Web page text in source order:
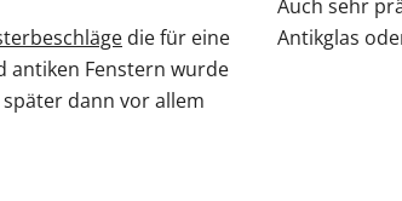
die für eine
antiken Fenstern wurde
dann vor allem
Auch sehr
Antikglas